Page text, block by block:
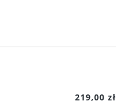
219,00 zł